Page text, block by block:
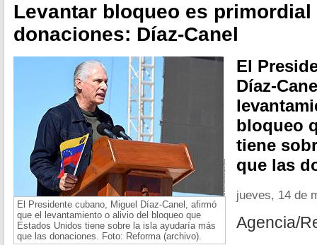
Levantar bloqueo es primordial
donaciones: Díaz-Canel
El Presidente cubano, Miguel Díaz-Canel, afirmó
que el levantamiento o alivio del bloqueo que
Estados Unidos tiene sobre la isla ayudaría más
que las donaciones. Foto: Reforma (archivo).
El
Díaz-
bloqueo
tiene
que las
jueves, 14 de
Agencia/